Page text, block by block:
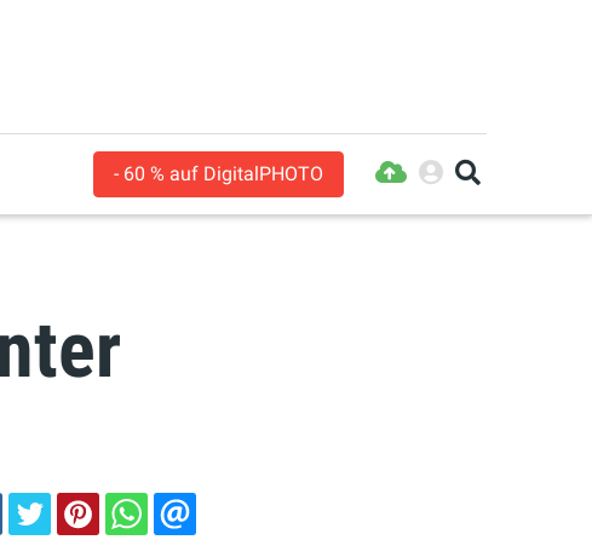
- 60 % auf DigitalPHOTO